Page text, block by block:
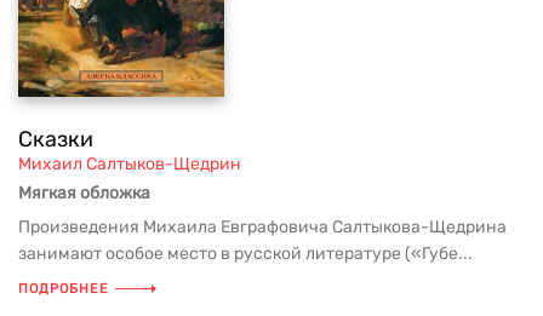
Сказки
Михаил Салтыков-Щедрин
Мягкая обложка
Произведения Михаила Евграфовича Салтыкова-Щедрина
занимают особое место в русской литературе («Губе...
ПОДРОБНЕЕ